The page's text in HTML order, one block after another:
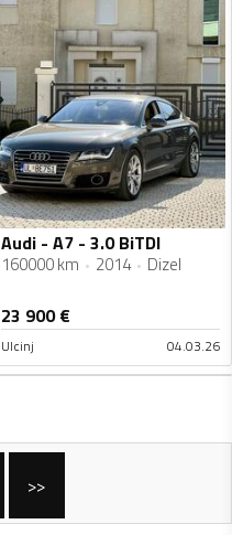
Audi - A7 - 3.0 BiTDI
160000 km 2014 Dizel
23 900€
Ulcinj 04.03.26
>>